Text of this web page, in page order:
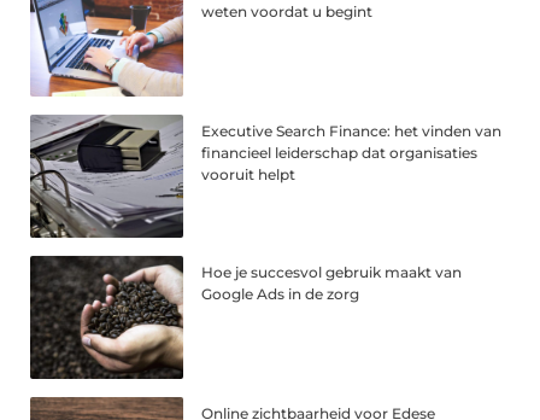
weten voordat u begint
Executive Search Finance: het vinden van
financieel leiderschap dat organisaties
vooruit helpt
Hoe je succesvol gebruik maakt van
Google Ads in de zorg
Online zichtbaarheid voor Edese